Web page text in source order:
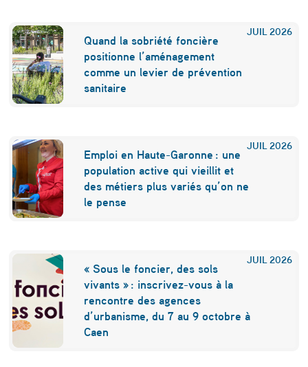
u
e
:
l
d
é
c
o
f
i
n
e
m
JUIL 2026
Quand la sobriété foncière
positionne l’aménagement
comme un levier de prévention
sanitaire
JUIL 2026
Emploi en Haute-Garonne : une
population active qui vieillit et
des métiers plus variés qu’on ne
le pense
JUIL 2026
« Sous le foncier, des sols
vivants » : inscrivez-vous à la
rencontre des agences
d’urbanisme, du 7 au 9 octobre à
Caen